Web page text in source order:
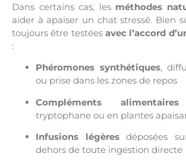
Dans certains cas, les méthodes
aider à apaiser un chat stressé. Bien
toujours être testées avec l’accord
:
Phéromones synthétiques,
ou prise dans les zones de repos
Compléments alimentaires
tryptophane ou en plantes
Infusions légèresdéposées
dehors de toute ingestion directe